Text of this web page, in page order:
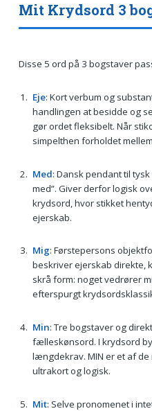
Mit Krydsord 3
Disse 5 ord på 3 bogstaver
Eje: Kort verbum og
handlingen at besidde og
gør ordet fleksibelt. Når
simpelthen forholdet
Med: Dansk pendant til
med”. Giver derfor logisk
krydsord, hvor stikket
ejerskab.
Mig: Førstepersons
beskriver ejerskab direkte,
skrå form: noget vedrører
efterspurgt
Min: Tre bogstaver og
fælleskønsord. I krydsord
længdekrav. MIN er et af
ultrakort og logisk.
Mit: Selve pronomenet i